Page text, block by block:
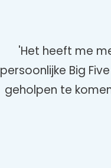
'Het heeft me
persoonlijke Big
geholpen te